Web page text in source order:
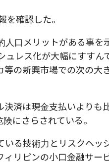
確認した。
人口メリットがある事を
ュレス化が大幅にすすん
等の新興市場での次の大
済は現金支払いよりも
にさらされている。
いる技術力とリスクヘッ
リピンの小口金融サー